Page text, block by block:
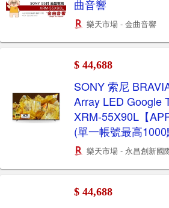
曲音響
樂天市場 - 金曲音響
$ 44,688
SONY 索尼
Array LED Google
XRM-55X90L【
(單一帳號最高
樂天市場 - 永昌創新國
$ 44,688